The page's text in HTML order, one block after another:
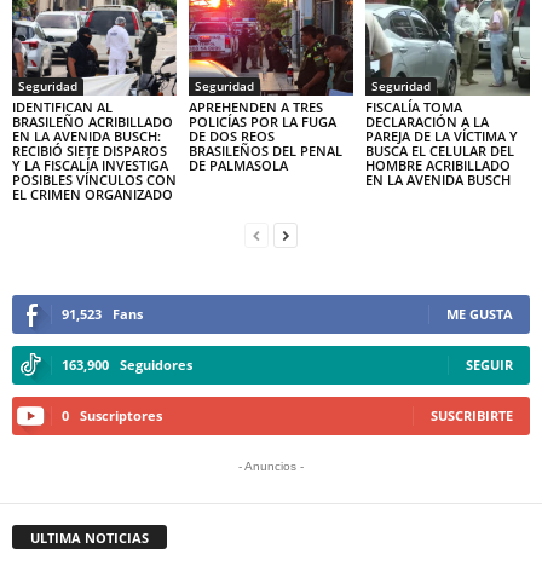
Seguridad
IDENTIFICAN AL
BRASILEÑO ACRIBILLADO
EN LA AVENIDA BUSCH:
RECIBIÓ SIETE DISPAROS
Y LA FISCALÍA INVESTIGA
POSIBLES VÍNCULOS CON
EL CRIMEN ORGANIZADO
Seguridad
APREHENDEN A TRES
POLICÍAS POR LA FUGA
DE DOS REOS
BRASILEÑOS DEL PENAL
DE PALMASOLA
Seguridad
FISCALÍA TOMA
DECLARACIÓN A LA
PAREJA DE LA VÍCTIMA Y
BUSCA EL CELULAR DEL
HOMBRE ACRIBILLADO
EN LA AVENIDA BUSCH
91,523 Fans ME GUSTA
163,900 Seguidores SEGUIR
0 Suscriptores SUSCRIBIRTE
- Anuncios -
ULTIMA NOTICIAS